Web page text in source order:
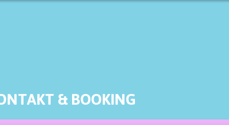
& BOOKING